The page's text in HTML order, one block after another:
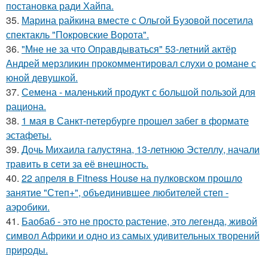
постановка ради Хайпа.
35. Марина райкина вместе с Ольгой Бузовой посетила
спектакль "Покровские Ворота".
36. "Мне не за что Оправдываться" 53-летний актёр
Андрей мерзликин прокомментировал слухи о романе с
юной девушкой.
37. Семена - маленький продукт с большой пользой для
рациона.
38. 1 мая в Санкт-петербурге прошел забег в формате
эстафеты.
39. Дочь Михаила галустяна, 13-летнюю Эстеллу, начали
травить в сети за её внешность.
40. 22 апреля в Fitness House на пулковском прошло
занятие "Степ+", объединившее любителей степ -
аэробики.
41. Баобаб - это не просто растение, это легенда, живой
символ Африки и одно из самых удивительных творений
природы.